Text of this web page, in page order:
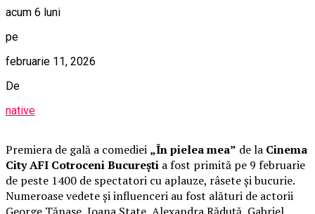
acum 6 luni
pe
februarie 11, 2026
De
native
Premiera de gală a comediei „În pielea mea” de la Cinema
City AFI Cotroceni București a fost primită pe 9 februarie
de peste 1400 de spectatori cu aplauze, râsete și bucurie.
Numeroase vedete și influenceri au fost alături de actorii
George Tănase, Ioana State, Alexandra Răduță, Gabriel